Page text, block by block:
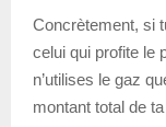
Concrètement, si
celui qui profite le
n’utilises le gaz
montant total de